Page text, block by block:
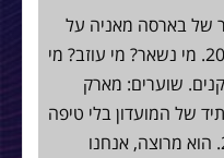
של בארסה מאניה על
הסגל של המועדון לקראת קיץ 2018. מי נשאר? מי עוזב? מי
שוערים: מארק
– שוער העתיד של המועדון בלי טיפה
של ספק. עם חוזה עמוק עד 2022. הוא מרוצה, אנחנו